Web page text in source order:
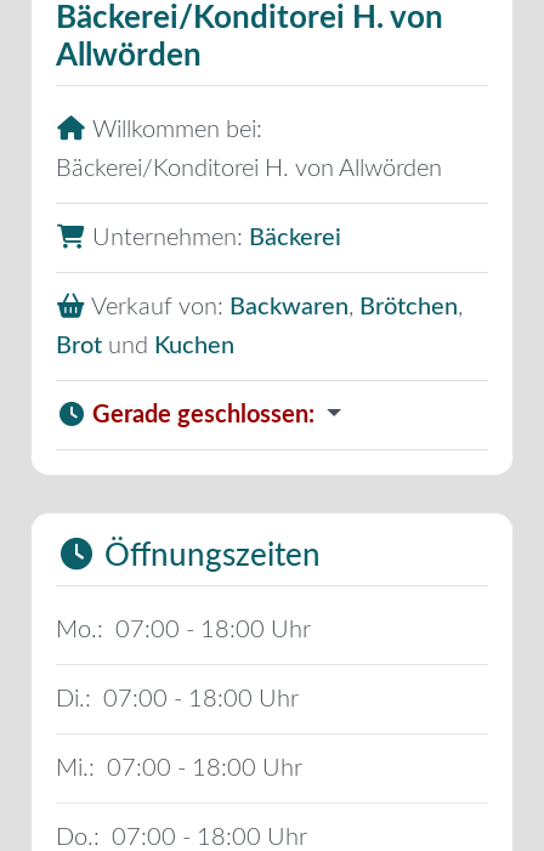
Bäckerei/Konditorei H. von
Allwörden
Willkommen bei:
Bäckerei/Konditorei H. von Allwörden
Unternehmen: Bäckerei
Verkauf von: Backwaren, Brötchen,
Brot und Kuchen
Gerade geschlossen:
Öffnungszeiten
Mo.: 07:00 - 18:00
Di.: 07:00 - 18:00
Mi.: 07:00 - 18:00
Do.: 07:00 - 18:00